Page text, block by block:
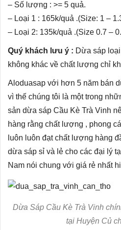
– Số lượng : >= 5 quả.
– Loại 1 : 165k/quả .(Size: 1 –
– Loại 2: 135k/quả .(Size 0.7 –
Quý khách lưu ý : Dừa sáp
không khác về chất lượng chỉ
Aloduasap với hơn 5 năm bán
vì thế chúng tôi là một trong
sản dừa sáp Cầu Kè Trà Vinh
hàng rằng chất lượng , phong
luôn luôn đạt chất lượng hàng
dừa sáp sỉ và lẻ cho các đại lý
Nam nói chung với giá rẻ nhất
Dừa Sáp Cầu Kè Trà Vinh
tại Huyện Củ